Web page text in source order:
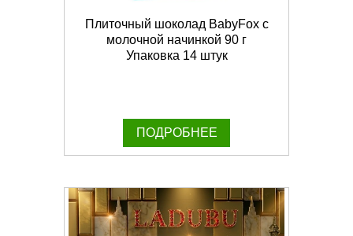
Плиточный шоколад BabyFox с
молочной начинкой 90 г
Упаковка 14 штук
ПОДРОБНЕЕ